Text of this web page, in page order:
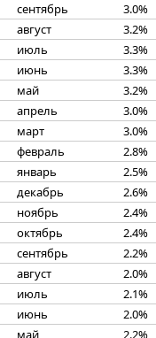
сентябрь
3.0%
август
3.2%
июль
3.3%
июнь
3.3%
май
3.2%
апрель
3.0%
март
3.0%
февраль
2.8%
январь
2.5%
декабрь
2.6%
ноябрь
2.4%
октябрь
2.4%
сентябрь
2.2%
август
2.0%
июль
2.1%
июнь
2.0%
май 2.2%